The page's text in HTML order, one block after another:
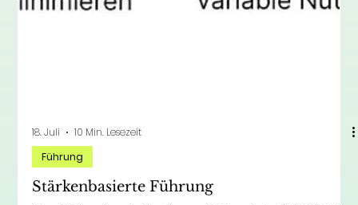
18. Juli
10 Min. Lesezeit
Führung